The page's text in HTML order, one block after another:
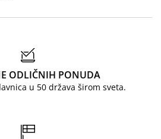
ODLIČNIH PONUDA
u 50 država širom sveta.